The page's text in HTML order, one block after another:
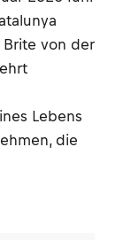
Brite von der
Lebens
die